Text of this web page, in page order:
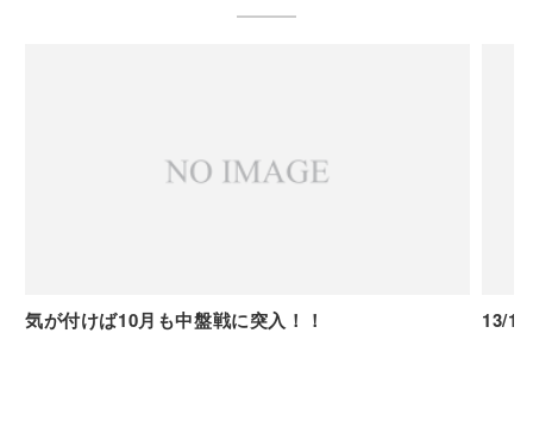
気が付けば10月も中盤戦に突入！！ 13/